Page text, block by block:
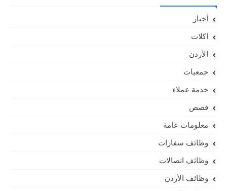
أخبار
اكلات
الأردن
جمعيات
خدمة عملاء
قصص
معلومات عامة
وظائف سفارات
وظائف اتصالات
وظائف الأردن